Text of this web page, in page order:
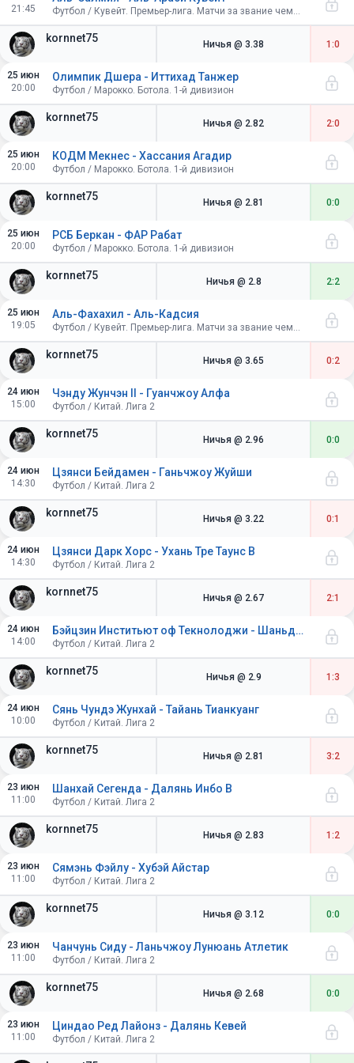
21:45
kornnet75
Футбол / Кувейт. Премьер-лига. Матчи за звание чемпиона
Ничья @ 3.38 1:0
25 июн
20:00
kornnet75
Олимпик Дшера - Иттихад Танжер
Футбол / Марокко. Ботола. 1-й дивизион
Ничья @ 2.82 2:0
25 июн
20:00
kornnet75
КОДМ Мекнес - Хассания Агадир
Футбол / Марокко. Ботола. 1-й дивизион
Ничья @ 2.81 0:0
25 июн
20:00
kornnet75
РСБ Беркан - ФАР Рабат
Футбол / Марокко. Ботола. 1-й дивизион
Ничья @ 2.8 2:2
25 июн
19:05
kornnet75
Аль-Фахахил - Аль-Кадсия
Футбол / Кувейт. Премьер-лига. Матчи за звание чемпиона
Ничья @ 3.65 0:2
24 июн
15:00
kornnet75
Чэнду Жунчэн II - Гуанчжоу Алфа
Футбол / Китай. Лига 2
Ничья @ 2.96 0:0
24 июн
14:30
kornnet75
Цзянси Бейдамен - Ганьчжоу Жуйши
Футбол / Китай. Лига 2
Ничья @ 3.22 0:1
24 июн
14:30
kornnet75
Цзянси Дарк Хорс - Ухань Тре Таунс B
Футбол / Китай. Лига 2
Ничья @ 2.67 2:1
24 июн
14:00
kornnet75
Бэйцзин Инститьют оф Текнолоджи - Шаньдун Тайшань В
Футбол / Китай. Лига 2
Ничья @ 2.9 1:3
24 июн
10:00
kornnet75
Сянь Чундэ Жунхай - Тайань Тианкуанг
Футбол / Китай. Лига 2
Ничья @ 2.81 3:2
23 июн
11:00
kornnet75
Шанхай Сегенда - Далянь Инбо В
Футбол / Китай. Лига 2
Ничья @ 2.83 1:2
23 июн
11:00
kornnet75
Сямэнь Фэйлу - Хубэй Айстар
Футбол / Китай. Лига 2
Ничья @ 3.12 0:0
23 июн
11:00
kornnet75
Чанчунь Сиду - Ланьчжоу Лунюань Атлетик
Футбол / Китай. Лига 2
Ничья @ 2.68 0:0
23 июн
11:00
Циндао Ред Лайонз - Далянь Кевей
Футбол / Китай. Лига 2